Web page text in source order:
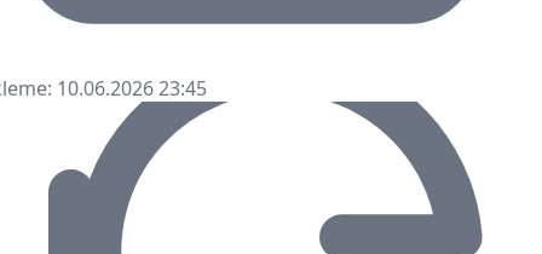
10.06.2026 23:45